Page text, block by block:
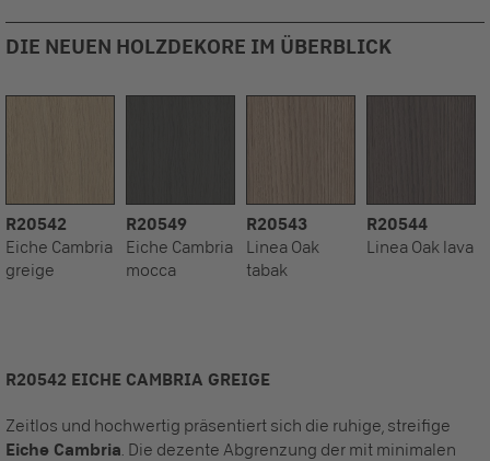
DIE NEUEN HOLZDEKORE IM ÜBERBLICK
R20542
Eiche Cambria
greige
R20549
Eiche Cambria
mocca
R20543
Linea Oak
tabak
R20544
Linea Oak lava
R20542 EICHE CAMBRIA GREIGE
Zeitlos und hochwertig präsentiert sich die ruhige, streifige
Eiche Cambria. Die dezente Abgrenzung der mit minimalen